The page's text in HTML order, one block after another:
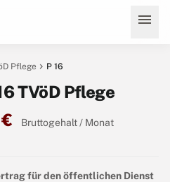
menu
Pflege chevron_right P 16
TVöD Pflege
Bruttogehalt / Monat
für den öffentlichen Dienst